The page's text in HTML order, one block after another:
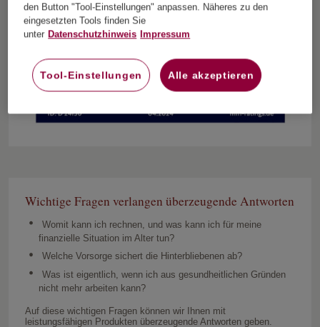
Wichtige Fragen verlangen überzeugende Antworten
Womit kann ich rechnen, und was kann ich für meine
finanzielle Situation im Alter tun?
Welche Vorsorge sichert die Hinterbliebenen ab?
Was ist eigentlich, wenn ich aus gesundheitlichen Gründen
nicht mehr arbeiten kann?
Auf diese wichtigen Fragen können wir Ihnen mit
leistungsfähigen Produkten überzeugende Antworten geben.
den Button "Tool-Einstellungen" anpassen. Näheres zu den
eingesetzten Tools finden Sie
unter Datenschutzhinweis Impressum
Tool-Einstellungen Alle akzeptieren